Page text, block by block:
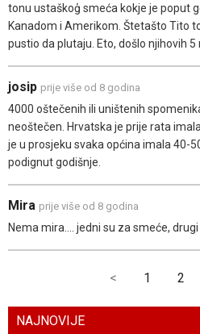
tonu ustaškoģ smeća kokje je poput
Kanadom i Amerikom. Štetašto Tito
pustio da plutaju. Eto, došlo njihovih 5
josip prije više od 8 godina
4000 oštečenih ili uništenih
neoštečen. Hrvatska je prije rata
je u prosjeku svaka općina imala 40-
podignut godišnje.
Mira prije više od 8 godina
Nema mira.... jedni su za smeće,
< 1 2
NAJNOVIJE